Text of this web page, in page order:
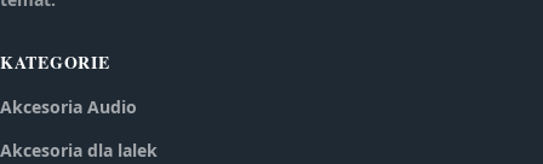
KATEGORIE
Akcesoria Audio
Akcesoria dla lalek